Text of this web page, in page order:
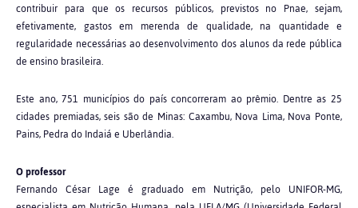
contribuir para que os recursos públicos, previstos no Pnae, sejam,
efetivamente, gastos em merenda de qualidade, na quantidade e
regularidade necessárias ao desenvolvimento dos alunos da rede pública
de ensino brasileira.
Este ano, 751 municípios do país concorreram ao prêmio. Dentre as 25
cidades premiadas, seis são de Minas: Caxambu, Nova Lima, Nova Ponte,
Pains, Pedra do Indaiá e Uberlândia.
O professor
Fernando César Lage é graduado em Nutrição, pelo UNIFOR-MG,